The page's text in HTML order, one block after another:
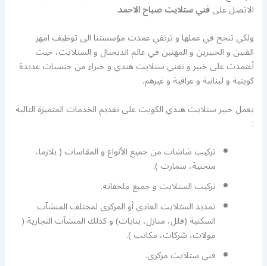
الاتصل علىفني ستلايت صباح الاحمد.
ولكي تنجح في عملها و ترتقي عمدت مؤسستنا الى توظيف امهر
الفنين و الخبيرين و المهنين في عالم الديجتال و الستلايت، حيث
أعتمدت على خبير و تقني ستلايت هندي و خبراء من جنسيات عديدة
كويتية و لبنانية و عراقية و غيرهم.
يعمل خبير ستلايت هندي الكويت على تقديم الخدمات المتميزة التالية
:
تركيب شاشات من جميع الأنواع و المقاسات ( بلازما،
منحنية، سمارت ).
تركيب الستلايت و جميع ملحقاته.
تمديد الستلايت العادي أو المركزي لمختلف المنشآت
السكنية (فلل، منازل، بنايات) و كذلك المنشآت التجارية (
مولات، شركات، مكاتب ).
فني ستلايت مركزي.